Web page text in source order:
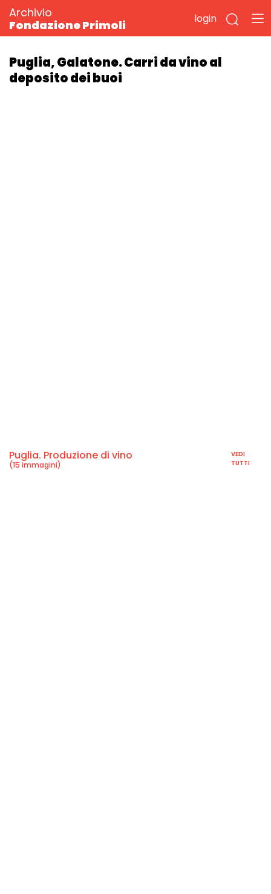
Archivio
Fondazione Primoli
login
Puglia, Galatone. Carri da vino al
deposito dei buoi
Puglia. Produzione di vino
(15 immagini)
VEDI
TUTTI